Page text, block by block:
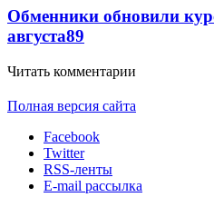
Обменники обновили
августа89
Читать комментарии
Полная версия сайта
Facebook
Twitter
RSS-ленты
E-mail рассылка